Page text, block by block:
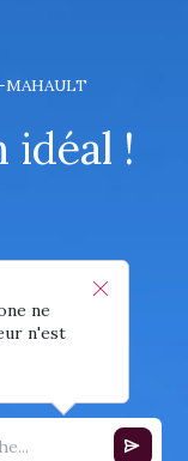
MAHAULT
idéal !
ne
n'est